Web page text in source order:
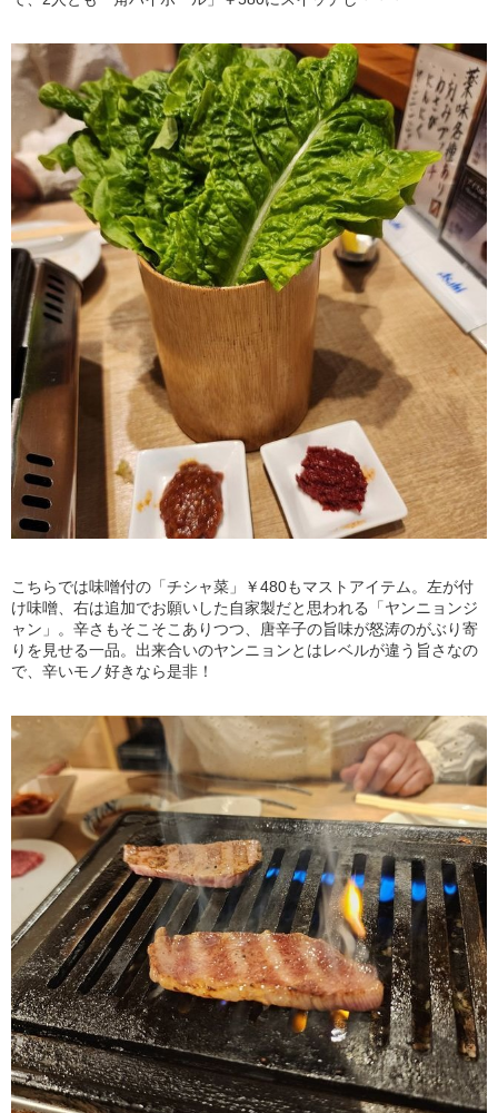
こちらでは味噌付の「チシャ菜」￥480もマストアイテム。左が付
け味噌、右は追加でお願いした自家製だと思われる「ヤンニョンジ
ャン」。辛さもそこそこありつつ、唐辛子の旨味が怒涛のがぶり寄
りを見せる一品。出来合いのヤンニョンとはレベルが違う旨さなの
で、辛いモノ好きなら是非！